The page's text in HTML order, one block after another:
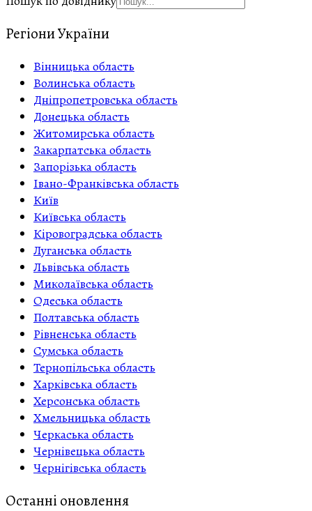
Регіони України
Вінницька область
Волинська область
Дніпропетровська область
Донецька область
Житомирська область
Закарпатська область
Запорізька область
Івано-Франківська область
Київ
Київська область
Кіровоградська область
Луганська область
Львівська область
Миколаївська область
Одеська область
Полтавська область
Рівненська область
Сумська область
Тернопільська область
Харківська область
Херсонська область
Хмельницька область
Черкаська область
Чернівецька область
Чернігівська область
Останні оновлення